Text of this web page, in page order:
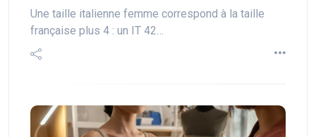
Une taille italienne femme correspond à la taille
française plus 4 : un IT 42…